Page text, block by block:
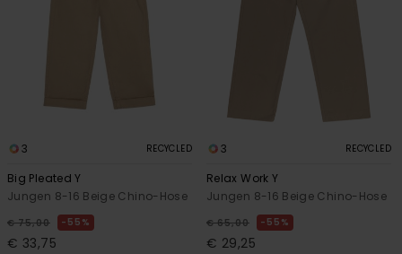
3 RECYCLED
Big Pleated Y
Jungen 8-16 Beige Chino-Hose
€ 75,00 55%
€ 33,75
3 RECYCLED
Relax Work Y
Jungen 8-16 Beige Chino-Hose
€ 65,00 55%
€ 29,25